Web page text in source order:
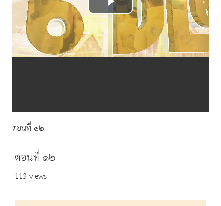
Play
Video
ตอนที่ ๑๒
ตอนที่ ๑๒
113 views
-